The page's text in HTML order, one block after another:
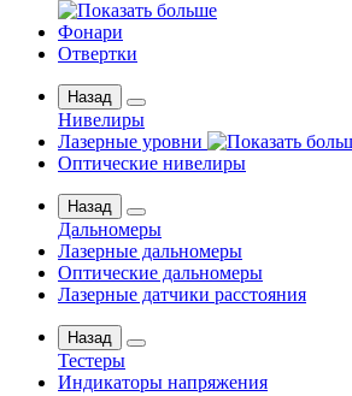
Фонари
Отвертки
Назад
Нивелиры
Лазерные уровни
Оптические нивелиры
Назад
Дальномеры
Лазерные дальномеры
Оптические дальномеры
Лазерные датчики расстояния
Назад
Тестеры
Индикаторы напряжения